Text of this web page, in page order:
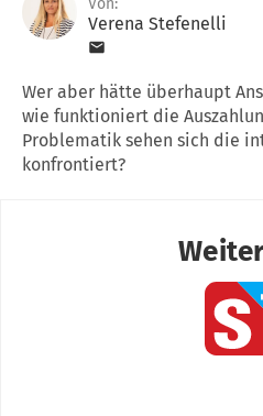
Verena Stefenelli
Wer aber hätte überhaupt
wie funktioniert die
Problematik sehen sich die
konfrontiert?